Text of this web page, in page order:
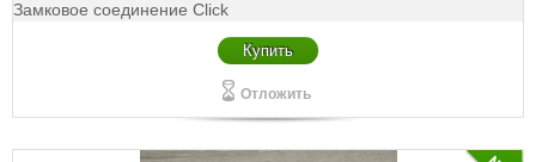
Замковое соединение Click
Купить
Отложить